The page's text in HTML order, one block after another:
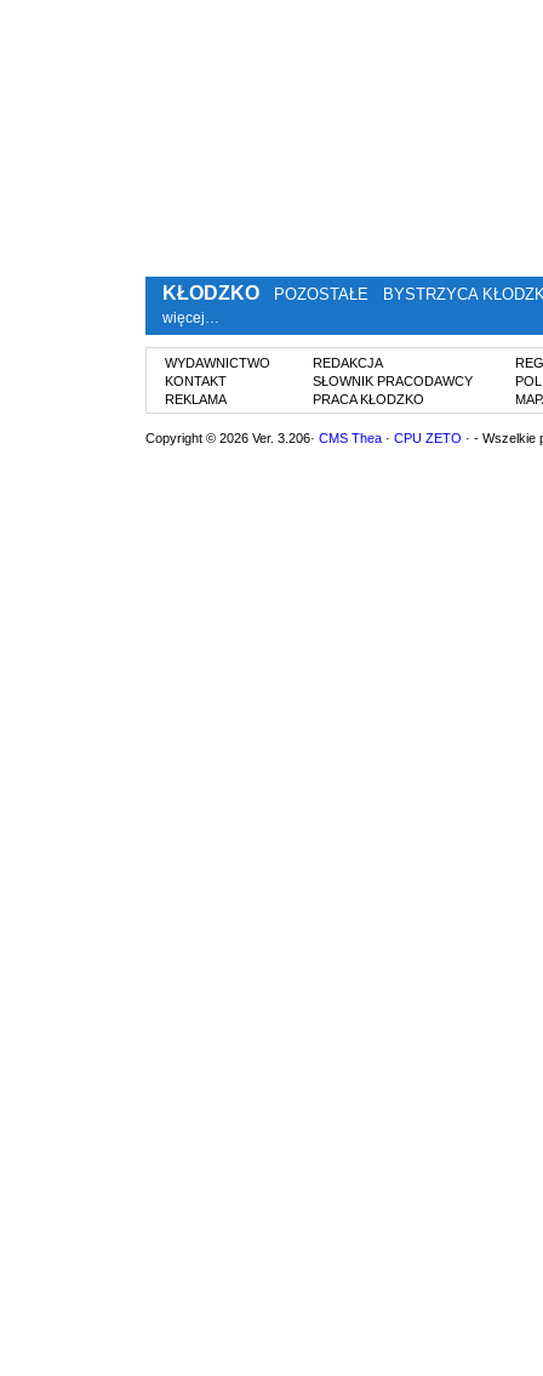
KŁODZKO POZOSTAŁE BYSTRZYCA
więcej…
WYDAWNICTWO
KONTAKT
REKLAMA
REDAKCJA
SŁOWNIK PRACODAWCY
PRACA KŁODZKO
Copyright © 2026 Ver. 3.206· CMS Thea · CPU ZETO · - Wszelkie